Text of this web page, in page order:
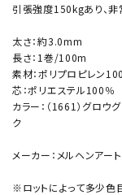
引張強度150kgあり、非
太さ：約3.0mm
長さ：1巻/100m
素材：ポリプロピレン100
芯：ポリエステル100％
カラー：（1661）グロウ
ク
メーカー：メルヘンアート
※ロットによって多少色